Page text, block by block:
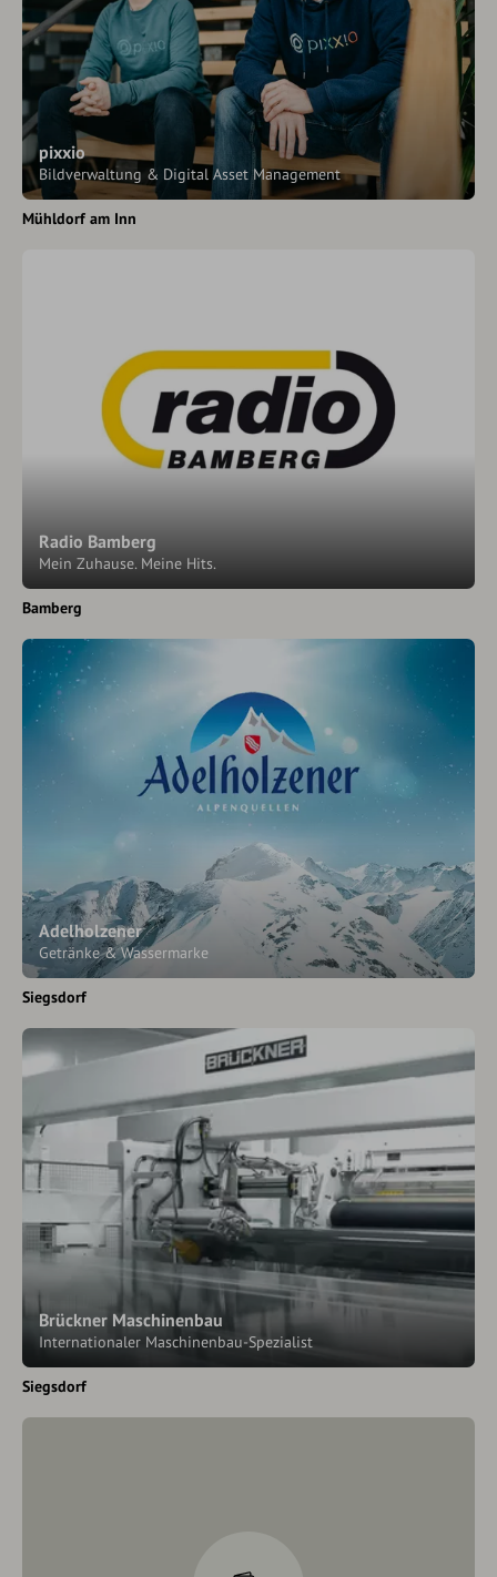
pixxio
Bildverwaltung & Digital Asset Management
Mühldorf am Inn
Radio Bamberg
Mein Zuhause. Meine Hits.
Bamberg
Adelholzener
Getränke & Wassermarke
Siegsdorf
Brückner Maschinenbau
Internationaler Maschinenbau-Spezialist
Siegsdorf